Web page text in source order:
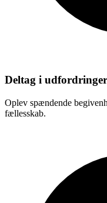
Deltag i
Oplev spændende
fællesskab.